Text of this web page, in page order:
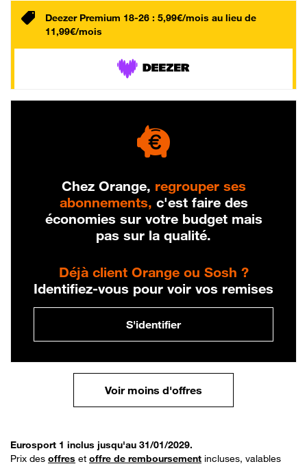
Deezer Premium 18-26 : 5,99€/mois au lieu de
11,99€/mois
Chez Orange, regrouper ses
abonnements, c'est faire des
économies sur votre budget mais
pas sur la qualité.
Déjà client Orange ou Sosh ?
Identifiez-vous pour voir vos remises
S'identifier
Voir moins d'offres
Eurosport 1 inclus jusqu'au 31/01/2029.
Prix des offres et offre de remboursement incluses, valables